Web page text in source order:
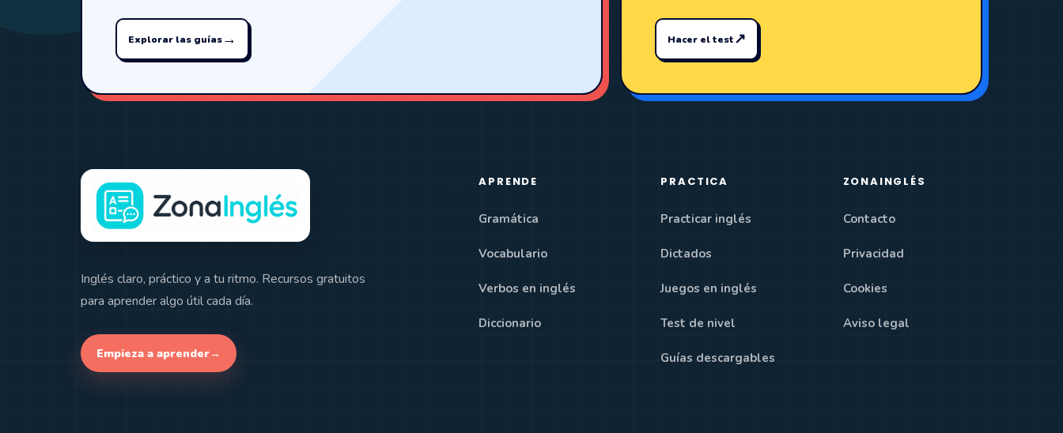
Explorar las guías→ Hacer el test↗
Inglés claro, práctico y a tu ritmo. Recursos gratuitos
para aprender algo útil cada día.
Empieza a aprender→
APRENDE
Gramática
Vocabulario
Verbos en inglés
Diccionario
PRACTICA
Practicar inglés
Dictados
Juegos en inglés
Test de nivel
Guías descargables
ZONAINGLÉS
Contacto
Privacidad
Cookies
Aviso legal